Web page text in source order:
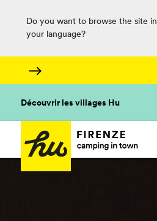
Do you want to browse the site in
your language?
Découvrir les villages Hu